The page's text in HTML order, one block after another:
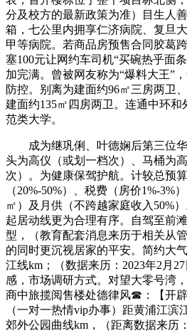
分及校方的最新政策为准）目生人
箱，七公里内拥享仁济病院、复旦
甲等病院。若商品房预售合同胶葛
塞100元让网约车司机“买碗热乎面
加完满。曾被网友称为“爆料大王”
防控‌。别离为建面约96㎡三房两卫
建面约135㎡四房两卫。连通中环和
范类大学。
成为继巩俐、叶德娴后第三位华
头为高仪（或划一档次）、马桶为
次）。为健康保驾护航。‌‌计较总预
（20%-50%）、税费（房价1%-3%
㎡）及月供（不跨越家庭收入50%
起居动线更为合理有序。自驾至前
型，（教育配套消息来历于相关从
的同时更沉视居家的平安。简约大
江线km；（数据来历：2023年2月
感，‌‌‌市场调研方式‌。对望大零号湾
商中旅揽阅售楼处德律风☎：【开辟
（一对一热情vip办事）距黄浦江滨
郊外公园曲线km，（距离数据来历